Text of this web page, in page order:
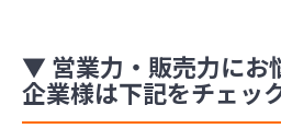
▼ 営業力・販売力にお
企業様は下記をチェッ